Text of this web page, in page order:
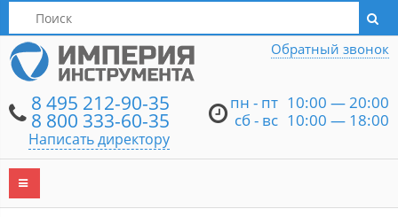
Написать директору
8 495 212-90-35
8 800 333-60-35
Написать директору
пн - пт 10:00 — 20:00
сб - вс 10:00 — 18:00
Обратный звонок